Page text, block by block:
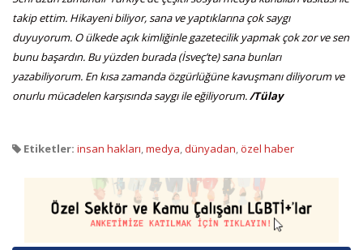
takip ettim. Hikayeni biliyor, sana ve yaptıklarına çok saygı
duyuyorum. O ülkede açık kimliğinle gazetecilik yapmak çok zor ve sen
bunu başardın. Bu yüzden burada (İsveç’te) sana bunları
yazabiliyorum. En kısa zamanda özgürlüğüne kavuşmanı diliyorum ve
onurlu mücadelen karşısında saygı ile eğiliyorum./Tülay
Etiketler: insan hakları,medya,dünyadan,özel haber